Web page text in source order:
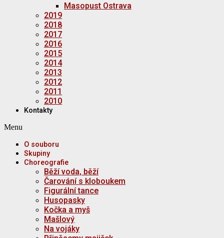
Masopust Ostrava
2019
2018
2017
2016
2015
2014
2013
2012
2011
2010
Kontakty
Menu
O souboru
Skupiny
Choreografie
Běží voda, běží
Čarování s kloboukem
Figurální tance
Husopasky
Kočka a myš
Mašlový
Na vojáky